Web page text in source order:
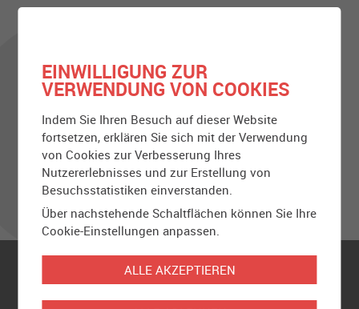
Verschieben, um das Formular zu aktivieren.
EINWILLIGUNG ZUR
VERWENDUNG VON COOKIES
Indem Sie Ihren Besuch auf dieser Website
fortsetzen, erklären Sie sich mit der Verwendung
von Cookies zur Verbesserung Ihres
Nutzererlebnisses und zur Erstellung von
Besuchsstatistiken einverstanden.
Über nachstehende Schaltflächen können Sie Ihre
Cookie-Einstellungen anpassen.
ALLE AKZEPTIEREN